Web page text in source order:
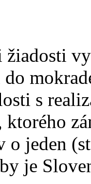
do
s
o jeden
je